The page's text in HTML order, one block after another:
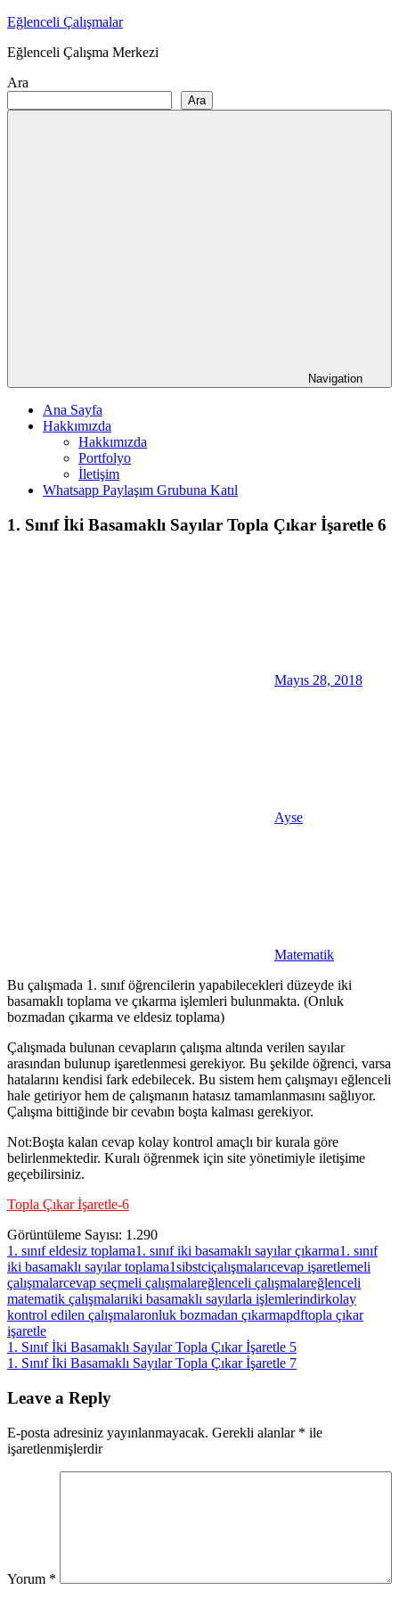
Skip
content
Eğlenceli Çalışmalar
Eğlenceli Çalışma Merkezi
Ara
Ara
Navigation
Ana Sayfa
Hakkımızda
Hakkımızda
Portfolyo
İletişim
Whatsapp Paylaşım Grubuna Katıl
1. Sınıf İki Basamaklı Sayılar Topla Çıkar İşaretle 6
Mayıs 28, 2018
Ayse
Matematik
Bu çalışmada 1. sınıf öğrencilerin yapabilecekleri düzeyde iki
basamaklı toplama ve çıkarma işlemleri bulunmakta. (Onluk
bozmadan çıkarma ve eldesiz toplama)
Çalışmada bulunan cevapların çalışma altında verilen sayılar
arasından bulunup işaretlenmesi gerekiyor. Bu şekilde öğrenci, varsa
hatalarını kendisi fark edebilecek. Bu sistem hem çalışmayı eğlenceli
hale getiriyor hem de çalışmanın hatasız tamamlanmasını sağlıyor.
Çalışma bittiğinde bir cevabın boşta kalması gerekiyor.
Not:Boşta kalan cevap kolay kontrol amaçlı bir kurala göre
belirlenmektedir. Kuralı öğrenmek için site yönetimiyle iletişime
geçebilirsiniz.
Topla Çıkar İşaretle-6
Görüntüleme Sayısı: 1.290
1. sınıf eldesiz toplama1. sınıf iki basamaklı sayılar çıkarma1. sınıf
iki basamaklı sayılar toplama1sibstciçalışmalarıcevap işaretlemeli
çalışmalarcevap seçmeli çalışmalareğlenceli çalışmalareğlenceli
matematik çalışmalarıiki basamaklı sayılarla işlemlerindirkolay
kontrol edilen çalışmalaronluk bozmadan çıkarmapdftopla çıkar
işaretle
Yazı
gezinmesi
Previous
Post:
1. Sınıf İki Basamaklı Sayılar Topla Çıkar İşaretle 5
Next
1. Sınıf İki Basamaklı Sayılar Topla Çıkar İşaretle 7
Leave a Reply
E-posta adresiniz yayınlanmayacak. Gerekli alanlar * ile
işaretlenmişlerdir
Yorum *